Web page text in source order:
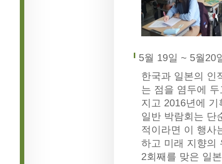
5월 19일 ~ 5월20
한국과 일본의 인
는 점을 염두에
지고 2016년에
일반 박람회는 단
적이라면 이 행사
하고 미래 지향의
2회째를 맞은 일